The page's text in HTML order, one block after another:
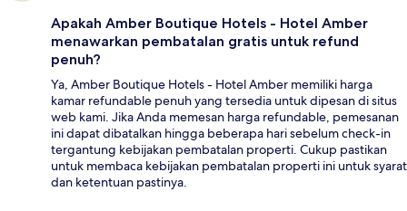
Apakah Amber Boutique Hotels - Hotel Amber
menawarkan pembatalan gratis untuk refund
penuh?
Ya, Amber Boutique Hotels - Hotel Amber memiliki harga
kamar refundable penuh yang tersedia untuk dipesan di situs
web kami. Jika Anda memesan harga refundable, pemesanan
ini dapat dibatalkan hingga beberapa hari sebelum check-in
tergantung kebijakan pembatalan properti. Cukup pastikan
untuk membaca kebijakan pembatalan properti ini untuk syarat
dan ketentuan pastinya.